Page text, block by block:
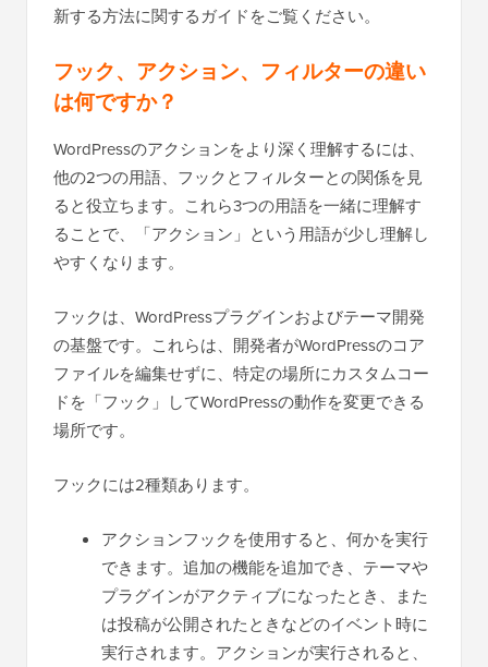
新する方法に関するガイドをご覧ください。
フック、アクション、フィルターの違い
は何ですか？
WordPressのアクションをより深く理解するには、
他の2つの用語、フックとフィルターとの関係を見
ると役立ちます。これら3つの用語を一緒に理解す
ることで、「アクション」という用語が少し理解し
やすくなります。
フックは、WordPressプラグインおよびテーマ開発
の基盤です。これらは、開発者がWordPressのコア
ファイルを編集せずに、特定の場所にカスタムコー
ドを「フック」してWordPressの動作を変更できる
場所です。
フックには2種類あります。
アクションフックを使用すると、何かを実行
できます。追加の機能を追加でき、テーマや
プラグインがアクティブになったとき、また
は投稿が公開されたときなどのイベント時に
実行されます。アクションが実行されると、